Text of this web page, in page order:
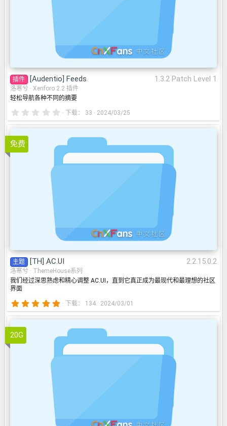
插件 [Audentio] Feeds 1.3.2 Patch Level 1
洛寒兮
Xenforo 2.2 插件
轻松导航各种不同的摘要
0
.
0
星
下载 33 2024/03/25
免费 [TH] AC.UI 2.2.15.0.2
主题 [TH] AC.UI 2.2.15.0.2
洛寒兮
ThemeHouse系列
我们经过深思熟虑和精心调整 AC.UI，直到它真正成为最现代和最理想的社区
界面
5
.
0
星
下载 134 2024/03/01
20G
Account Providers-
方登录提供 1.2.1